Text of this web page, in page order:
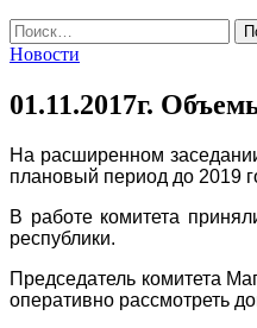
Найти:
Новости
01.11.2017г.
На расширенном
плановый период до 2019
В работе комитета
республики.
Председатель комитета
оперативно рассмотреть